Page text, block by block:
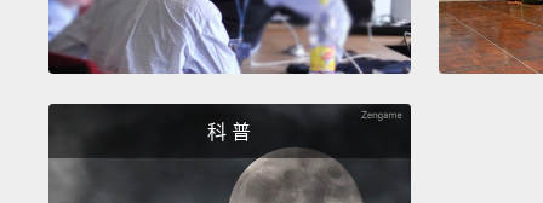
科 普